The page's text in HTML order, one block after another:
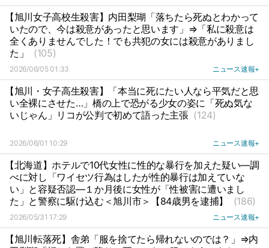
【旭川女子高校生殺害】内田梨瑚「落ちたら死ぬとわかって
いたので、今は殺意があったと思います」⇒「私に殺意は
全くありませんでした！でも共犯の女には殺意がありまし
た」
(105)
2026/06/05 01:33 ニュース速報+
【旭川・女子高生殺害】「本当に死にたい人なら平気だと思
い全裸にさせた…」橋の上で恐がる少女の姿に「死ぬ気な
いじゃん」リコが公判で初めて語った主張 (124)
2026/06/01 10:29 ニュース速報+
【北海道】ホテルで10代女性に性的な暴行を加えた疑い―調
べに対し「ワイセツ行為はしたが性的暴行は加えていな
い」と容疑否認―１か月後に女性が「性被害に遭いまし
た」と警察に駆け込む＜旭川市＞【84歳男を逮捕】
(186)
2026/05/31 17:29 ニュース速報+
【旭川転落死】舎弟「服を捨てたら帰れないのでは？」⇒内